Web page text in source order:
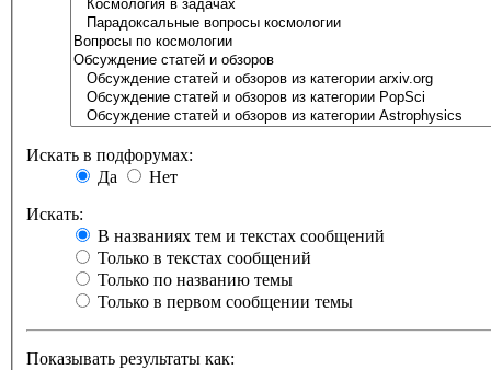
Искать в подфорумах:
Да
Нет
Искать:
В названиях тем и текстах сообщений
Только в текстах сообщений
Только по названию темы
Только в первом сообщении темы
Показывать результаты как: